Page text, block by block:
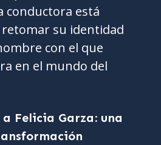
conductora está
su identidad
con el que
en el mundo del
Felicia Garza: una